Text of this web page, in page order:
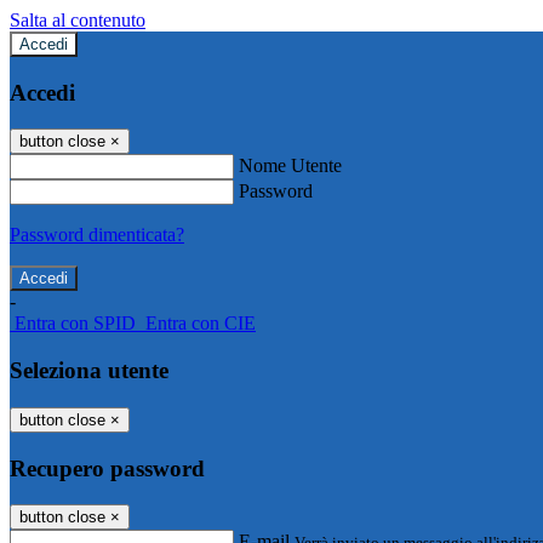
Salta al contenuto
Accedi
Accedi
button close ×
Nome Utente
Password
Password dimenticata?
-
Entra con SPID Entra con CIE
Seleziona utente
button close ×
Recupero password
button close ×